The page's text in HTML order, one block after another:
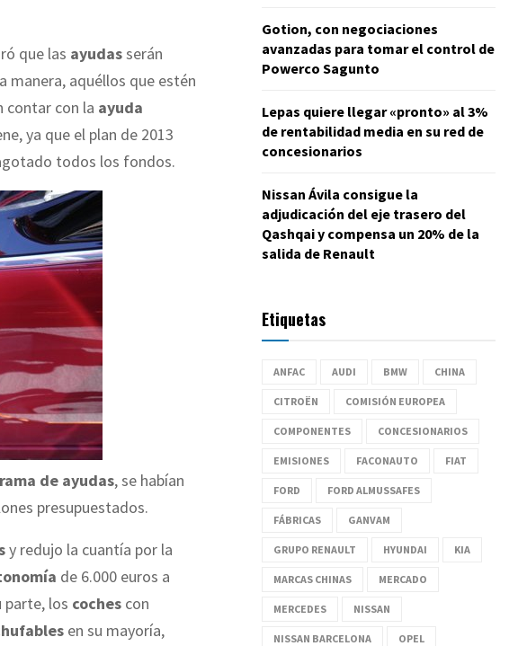
que las ayudasserán
manera, aquéllos que estén
contar con la ayuda
ya que el plan de 2013
todos los fondos.
de ayudas, se habían
presupuestados.
y redujo la cuantía por la
de 6.000 euros a
parte, los coches con
en su mayoría,
Gotion, con negociaciones
avanzadas para tomar el control de
Powerco Sagunto
Lepas quiere llegar «pronto» al 3%
de rentabilidad media en su red de
concesionarios
Nissan Ávila consigue la
adjudicación del eje trasero del
Qashqai y compensa un 20% de la
salida de Renault
Etiquetas
ANFAC AUDI BMW CHINA
CITROËN COMISIÓN EUROPEA
COMPONENTES CONCESIONARIOS
EMISIONES FACONAUTO FIAT
FORD FORD ALMUSSAFES
FÁBRICAS GANVAM
GRUPO RENAULT HYUNDAI KIA
MARCAS CHINAS MERCADO
MERCEDES NISSAN
NISSAN BARCELONA OPEL